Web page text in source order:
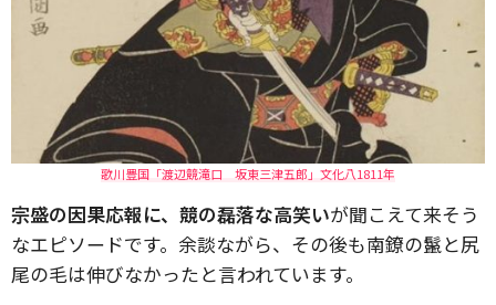
歌川豊国「渡辺競滝口 坂東三津五郎」文化八1811年
宗盛の因果応報に、競の磊落な高笑いが聞こえて来そう
なエピソードです。余談ながら、その後も南鐐の鬣と尻
尾の毛は伸びなかったと言われています。